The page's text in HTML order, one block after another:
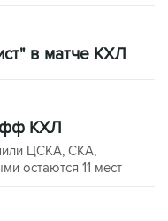
в матче КХЛ
КХЛ
ЦСКА, СКА,
остаются 11 мест